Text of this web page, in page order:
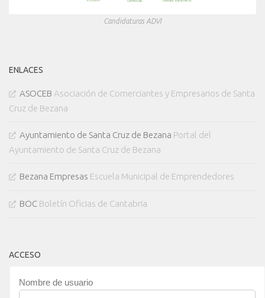
Candidaturas ADVI
ENLACES
ASOCEB Asociación de Comerciantes y Empresarios de Santa
Cruz de Bezana
Ayuntamiento de Santa Cruz de Bezana Portal del
Ayuntamiento de Santa Cruz de Bezana
Bezana Empresas Escuela Municipal de Emprendedores
BOC Boletín Oficias de Cantabria
ACCESO
Nombre de usuario